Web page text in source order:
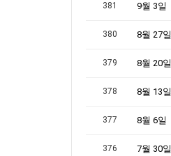
381 9월 3일
380 8월 27일
379 8월 20일
378 8월 13일
377 8월 6일
376 7월 30일